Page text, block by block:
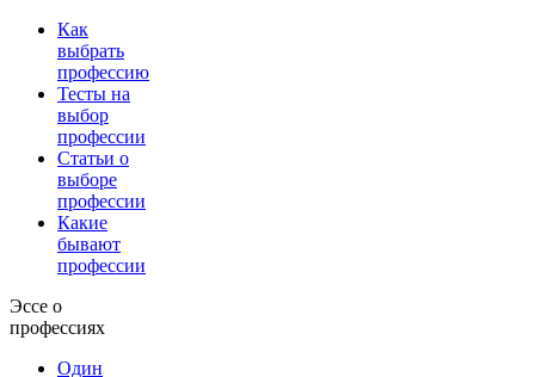
Как
выбрать
профессию
Тесты на
выбор
профессии
Статьи о
выборе
профессии
Какие
бывают
профессии
Эссе о
профессиях
Один